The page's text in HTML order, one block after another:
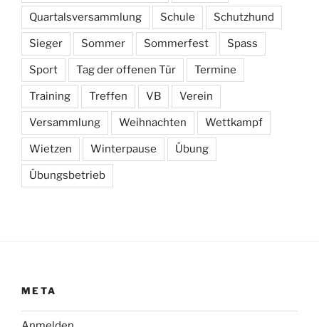
Quartalsversammlung Schule Schutzhund
Sieger Sommer Sommerfest Spass
Sport Tag der offenen Tür Termine
Training Treffen VB Verein
Versammlung Weihnachten Wettkampf
Wietzen Winterpause Übung
Übungsbetrieb
META